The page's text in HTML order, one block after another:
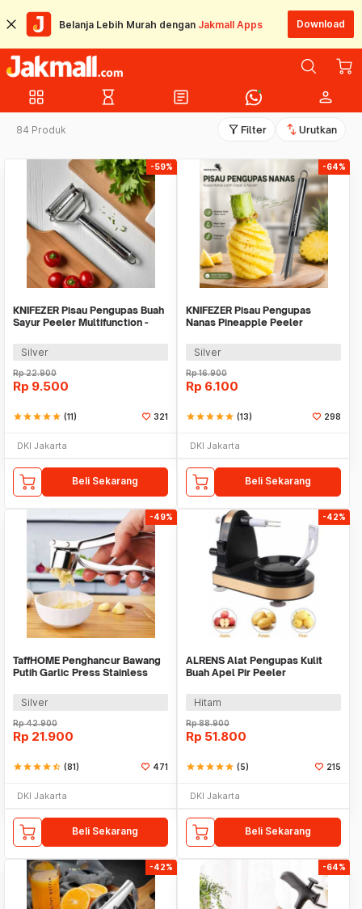
Belanja Lebih Murah dengan Jakmall Apps Download
grid_view hourglass_empty article person
84 Produk filter_alt Filter swap_vert Urutkan
-59%
KNIFEZER Pisau Pengupas Buah
Sayur Peeler Multifunction -
Silver
Rp22.900
Rp 9.500
starstarstarstarstar (11) 321
DKI Jakarta
Beli Sekarang
-64%
KNIFEZER Pisau Pengupas
Nanas Pineapple Peeler
Silver
Rp16.900
Rp 6.100
starstarstarstarstar (13) 298
DKI Jakarta
Beli Sekarang
-49%
TaffHOME Penghancur Bawang
Putih Garlic Press Stainless
Silver
Rp42.900
Rp 21.900
starstarstarstarstar_half (81) 471
DKI Jakarta
Beli Sekarang
-42%
ALRENS Alat Pengupas Kulit
Buah Apel Pir Peeler
Hitam
Rp88.900
Rp 51.800
starstarstarstarstar (5) 215
DKI Jakarta
Beli Sekarang
-42% -64%